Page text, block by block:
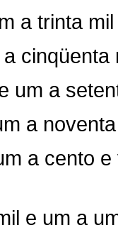
a trinta
um a
a
a cento
e um a